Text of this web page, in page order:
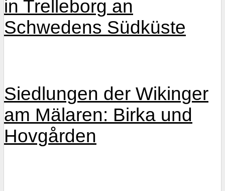
in Trelleborg an
Schwedens Südküste
Siedlungen der Wikinger
am Mälaren: Birka und
Hovgården